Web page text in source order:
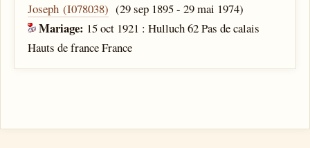
Joseph (I078038) (29 sep 1895 - 29 mai 1974)
Mariage: 15 oct 1921 : Hulluch 62 Pas de calais
Hauts de france France